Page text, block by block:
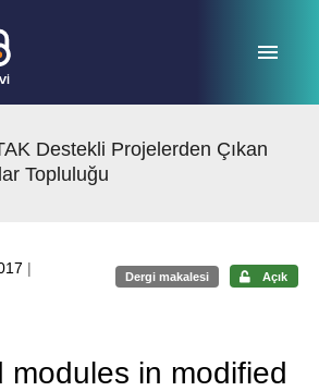
Destekli Projelerden Çıkan
Topluluğu
|
Dergi makalesi Açık
modules in modified